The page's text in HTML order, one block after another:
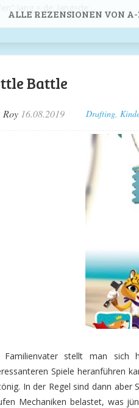
ALLE REZENSIONEN VON
Battle
Roy 16.08.2019 Drafting,
Familienvater stellt man
Spiele heranführen
In der Regel sind dann aber
Mechaniken belastet, was